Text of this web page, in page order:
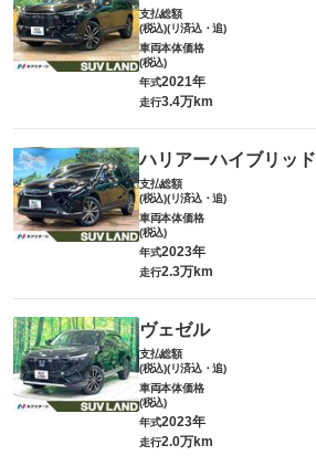
支払総額
(税込)(リ済込・追)
車両本体価格
(税込)
年式2021年
走行3.4万km
ハリアーハイブリッド
支払総額
(税込)(リ済込・追)
車両本体価格
(税込)
年式2023年
走行2.3万km
ヴェゼル
支払総額
(税込)(リ済込・追)
車両本体価格
(税込)
年式2023年
走行2.0万km